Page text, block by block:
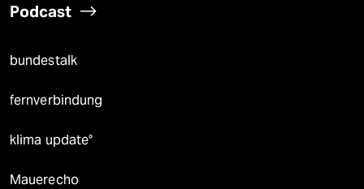
Podcast
bundestalk
fernverbindung
klima update°
Mauerecho